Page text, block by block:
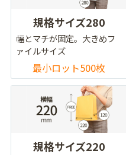
規格サイズ280
幅とマチが固定。大きめフ
ァイルサイズ
最小ロット500枚
規格サイズ220